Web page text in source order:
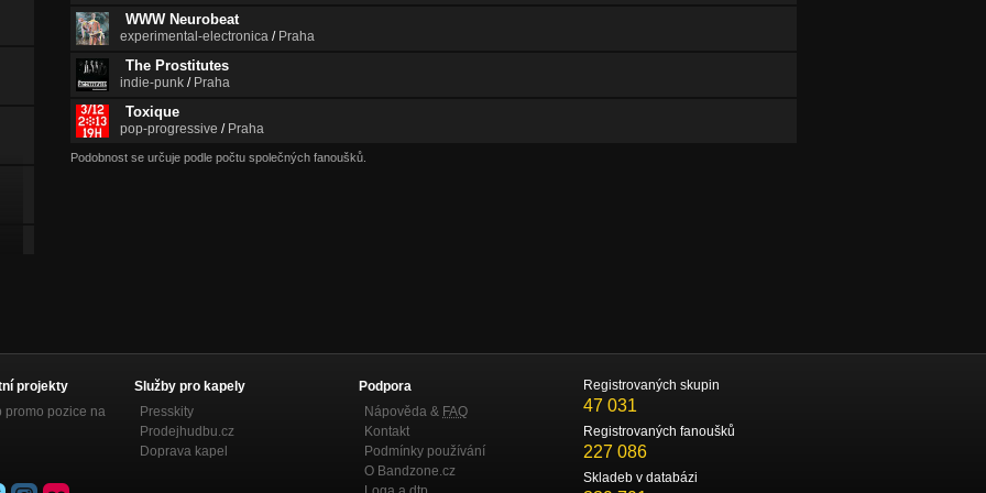
WWW Neurobeat
experimental-electronica / Praha
The Prostitutes
indie-punk / Praha
Toxique
pop-progressive / Praha
Podobnost se určuje podle počtu společných fanoušků.
projekty
promo pozice na
Služby pro kapely
Presskity
Prodejhudbu.cz
Doprava kapel
Podpora
Nápověda & FAQ
Kontakt
Podmínky používání
O Bandzone.cz
Registrovaných skupin
47 031
Registrovaných fanoušků
227 086
Skladeb v databázi